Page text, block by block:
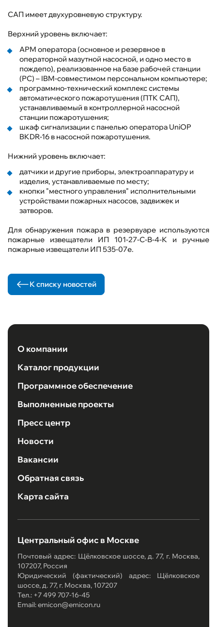
САП имеет двухуровневую структуру.
Верхний уровень включает:
АРМ оператора (основное и резервное в
операторной мазутной насосной, и одно место в
пождепо), реализованное на базе рабочей станции
(РС) – IBM-совместимом персональном компьютере;
программно-технический комплекс системы
автоматического пожаротушения (ПТК САП),
устанавливаемый в контроллерной насосной
станции пожаротушения;
шкаф сигнализации с панелью оператора UniOP
BKDR-16 в насосной пожаротушения.
Нижний уровень включает:
датчики и другие приборы, электроаппаратуру и
изделия, устанавливаемые по месту;
кнопки "местного управления" исполнительными
устройствами пожарных насосов, задвижек и
затворов.
Для обнаружения пожара в резервуаре используются
пожарные извещатели ИП 101-27-С-В-4-К и ручные
пожарные извещатели ИП 535-07е.
К списку новостей
О компании
Каталог продукции
Программное обеспечение
Выполненные проекты
Пресс центр
Новости
Вакансии
Обратная связь
Карта сайта
Центральный офис в Москве
Почтовый адрес: Щёлковское шоссе, д. 77, г. Москва,
107207, Россия
Юридический (фактический) адрес: Щёлковское
шоссе, д. 77, г. Москва, 107207
Тел.: +7 499 707-16-45
Email: emicon@emicon.ru